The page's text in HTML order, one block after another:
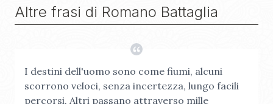
Altre frasi di Romano Battaglia
I destini dell'uomo sono come fiumi, alcuni
scorrono veloci, senza incertezza, lungo facili
percorsi. Altri passano attraverso mille